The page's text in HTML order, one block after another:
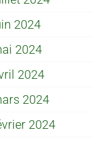
2024
2024
2024
2024
2024